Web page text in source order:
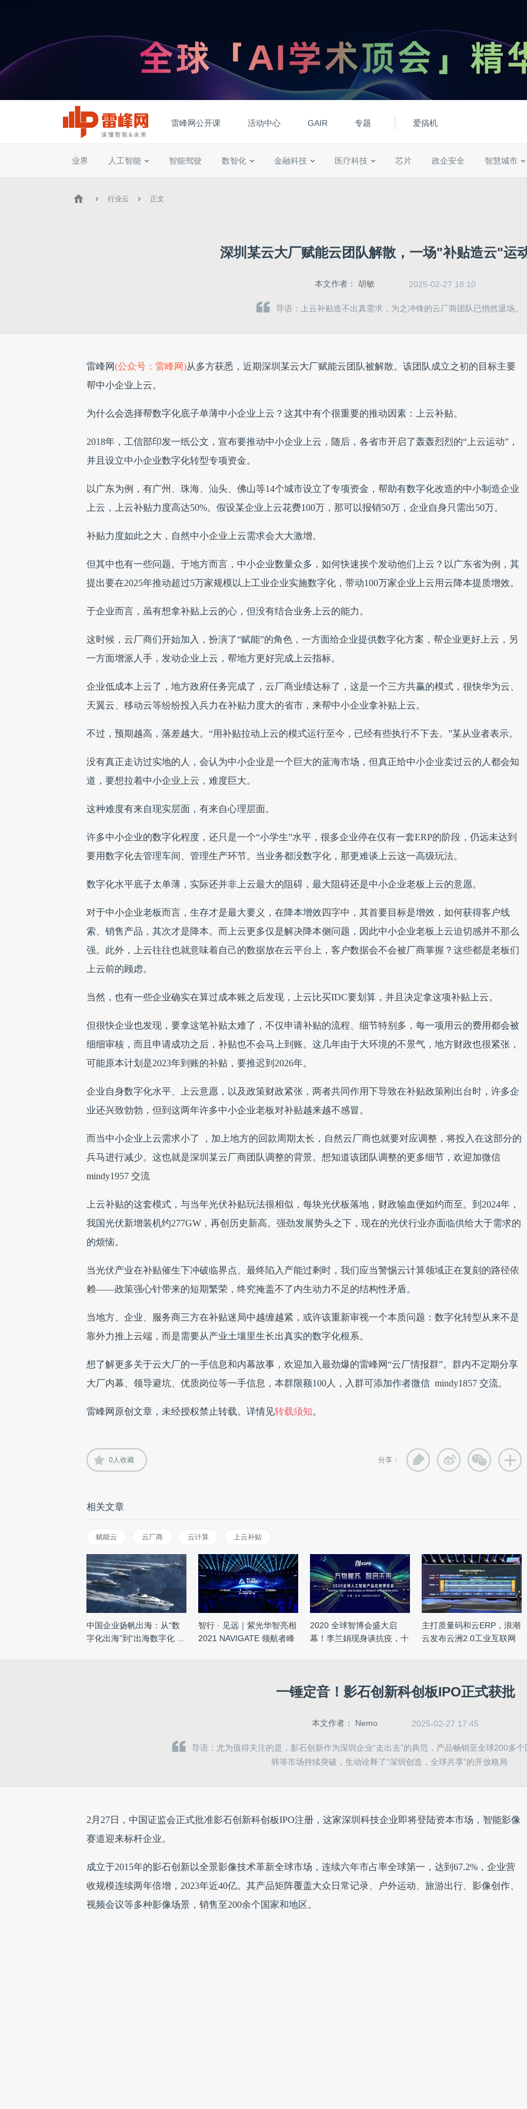
雷峰网公开课 活动中心 GAIR 专题 爱搞机
业界 人工智能 智能驾驶 数智化 金融科技 医疗科技 芯片 政企安全 智慧城市
行业云 正文
深圳某云大厂赋能云团队解散，一场"补贴造云"运
本文作者： 胡敏 2025-02-27 18:10
导语：上云补贴造不出真需求，为之冲锋的云厂商团队已悄然退场。
雷峰网(公众号：雷峰网)从多方获悉，近期深圳某云大厂赋能云团队被解散。该团队成立之初的目标主要
帮中小企业上云。
为什么会选择帮数字化底子单薄中小企业上云？这其中有个很重要的推动因素：上云补贴。
2018年，工信部印发一纸公文，宣布要推动中小企业上云，随后，各省市开启了轰轰烈烈的“上云运动”，
并且设立中小企业数字化转型专项资金。
以广东为例，有广州、珠海、汕头、佛山等14个城市设立了专项资金，帮助有数字化改造的中小制造企业
上云，上云补贴力度高达50%。假设某企业上云花费100万，那可以报销50万，企业自身只需出50万。
补贴力度如此之大，自然中小企业上云需求会大大激增。
但其中也有一些问题。于地方而言，中小企业数量众多，如何快速挨个发动他们上云？以广东省为例，其
提出要在2025年推动超过5万家规模以上工业企业实施数字化，带动100万家企业上云用云降本提质增效。
于企业而言，虽有想拿补贴上云的心，但没有结合业务上云的能力。
这时候，云厂商们开始加入，扮演了“赋能”的角色，一方面给企业提供数字化方案，帮企业更好上云，另
一方面增派人手，发动企业上云，帮地方更好完成上云指标。
企业低成本上云了，地方政府任务完成了，云厂商业绩达标了，这是一个三方共赢的模式，很快华为云、
天翼云、移动云等纷纷投入兵力在补贴力度大的省市，来帮中小企业拿补贴上云。
不过，预期越高，落差越大。“用补贴拉动上云的模式运行至今，已经有些执行不下去。”某从业者表示。
没有真正走访过实地的人，会认为中小企业是一个巨大的蓝海市场，但真正给中小企业卖过云的人都会知
道，要想拉着中小企业上云，难度巨大。
这种难度有来自现实层面，有来自心理层面。
许多中小企业的数字化程度，还只是一个“小学生”水平，很多企业停在仅有一套ERP的阶段，仍远未达到
要用数字化去管理车间、管理生产环节。当业务都没数字化，那更难谈上云这一高级玩法。
数字化水平底子太单薄，实际还并非上云最大的阻碍，最大阻碍还是中小企业老板上云的意愿。
对于中小企业老板而言，生存才是最大要义，在降本增效四字中，其首要目标是增效，如何获得客户线
索、销售产品，其次才是降本。而上云更多仅是解决降本侧问题，因此中小企业老板上云迫切感并不那么
强。此外，上云往往也就意味着自己的数据放在云平台上，客户数据会不会被厂商掌握？这些都是老板们
上云前的顾虑。
当然，也有一些企业确实在算过成本账之后发现，上云比买IDC要划算，并且决定拿这项补贴上云。
但很快企业也发现，要拿这笔补贴太难了，不仅申请补贴的流程、细节特别多，每一项用云的费用都会被
细细审核，而且申请成功之后，补贴也不会马上到账。这几年由于大环境的不景气，地方财政也很紧张，
可能原本计划是2023年到账的补贴，要推迟到2026年。
企业自身数字化水平、上云意愿，以及政策财政紧张，两者共同作用下导致在补贴政策刚出台时，许多企
业还兴致勃勃，但到这两年许多中小企业老板对补贴越来越不感冒。
而当中小企业上云需求小了 ，加上地方的回款周期太长，自然云厂商也就要对应调整，将投入在这部分的
兵马进行减少。这也就是深圳某云厂商团队调整的背景。想知道该团队调整的更多细节，欢迎加微信
mindy1957 交流
上云补贴的这套模式，与当年光伏补贴玩法很相似，每块光伏板落地，财政输血便如约而至。到2024年，
我国光伏新增装机约277GW，再创历史新高。强劲发展势头之下，现在的光伏行业亦面临供给大于需求的
的烦恼。
当光伏产业在补贴催生下冲破临界点、最终陷入产能过剩时，我们应当警惕云计算领域正在复刻的路径依
赖——政策强心针带来的短期繁荣，终究掩盖不了内生动力不足的结构性矛盾。
当地方、企业、服务商三方在补贴迷局中越缠越紧，或许该重新审视一个本质问题：数字化转型从来不是
靠外力推上云端，而是需要从产业土壤里生长出真实的数字化根系。
想了解更多关于云大厂的一手信息和内幕故事，欢迎加入最劲爆的雷峰网“云厂情报群”。群内不定期分享
大厂内幕、领导避坑、优质岗位等一手信息，本群限额100人，入群可添加作者微信 mindy1857 交流。
雷峰网原创文章，未经授权禁止转载。详情见转载须知。
0人收藏 分享：
相关文章
赋能云 云厂商 云计算 上云补贴
中国企业扬帆出海：从“数
字化出海”到“出海数字化 ...
智行 · 见远｜紫光华智亮相
2021 NAVIGATE 领航者峰
2020 全球智博会盛大启
幕！李兰娟现身谈抗疫，十
主打质量码和云ERP，浪潮
云发布云洲2.0工业互联网
一锤定音！影石创新科创板IPO正式获批
本文作者： Nemo 2025-02-27 17:45
导语：尤为值得关注的是，影石创新作为深圳企业“走出去”的典范，产品畅销至全球200多
韩等市场持续突破，生动诠释了“深圳创造，全球共享”的开放格局
2月27日，中国证监会正式批准影石创新科创板IPO注册，这家深圳科技企业即将登陆资本市场，智能影像
赛道迎来标杆企业。
成立于2015年的影石创新以全景影像技术革新全球市场，连续六年市占率全球第一，达到67.2%，企业营
收规模连续两年倍增，2023年近40亿。其产品矩阵覆盖大众日常记录、户外运动、旅游出行、影像创作、
视频会议等多种影像场景，销售至200余个国家和地区。